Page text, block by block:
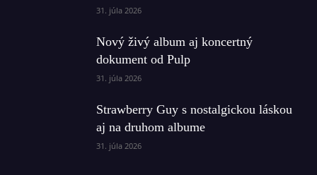
31. júla 2026
Nový živý album aj koncertný
dokument od Pulp
31. júla 2026
Strawberry Guy s nostalgickou láskou
aj na druhom albume
31. júla 2026